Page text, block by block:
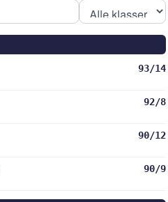
93/14
92/8
90/12
90/9